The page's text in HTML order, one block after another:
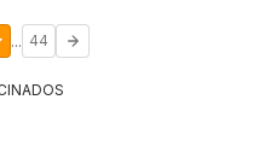
... 44